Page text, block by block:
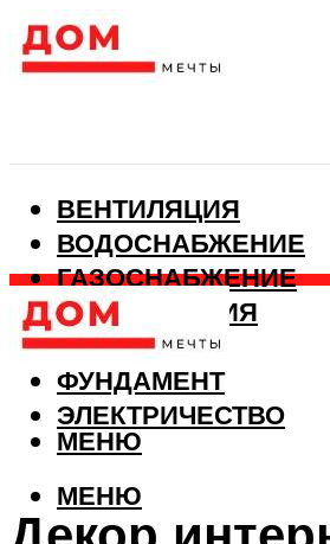
ВЕНТИЛЯЦИЯ
ВОДОСНАБЖЕНИЕ
ГАЗОСНАБЖЕНИЕ
КАНАЛИЗАЦИЯ
ОТОПЛЕНИЕ
ФУНДАМЕНТ
ЭЛЕКТРИЧЕСТВО
МЕНЮ
МЕНЮ